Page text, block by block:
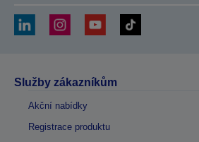
Služby zákazníkům
Akční nabídky
Registrace produktu